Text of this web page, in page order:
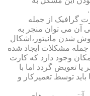
گرافیک از جمله
آن می توان منجر به
شدن مانیتور،اشکال
مشکلات ایجاد شده
وجود دارد که کارت
تعویض گردد اما با
توسط تعمیرکار و